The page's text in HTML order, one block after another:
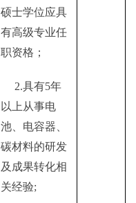
硕士学位应具
有高级专业任
职资格；
2.具有5年
以上从事电
池、电容器、
碳材料的研发
及成果转化相
关经验;